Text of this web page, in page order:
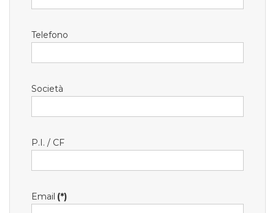
Telefono
Società
P.I. / CF
Email (*)